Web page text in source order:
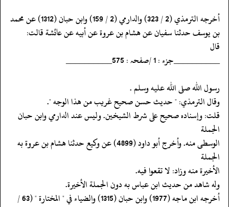
‏‏‏‏أخرجه الترمذي (2 / 323) والدارمي (2 / 159) وابن حبان (1312) عن محمد
‏‏‏‏بن يوسف حدثنا سفيان عن هشام بن عروة عن أبيه عن عائشة قالت:
‏‏‏‏قال
‏‏‏‏__________جزء : 1 /صفحہ : 575__________
‏‏‏‏رسول الله صلى الله عليه وسلم .
‏‏‏‏وقال الترمذي: " حديث حسن صحيح غريب من هذا الوجه ".
‏‏‏‏قلت: وإسناده صحيح على شرط الشيخين. وليس عند الدارمي وابن حبان
الجملة
‏‏‏‏الوسطى منه. وأخرج أبو داود (4899) عن وكيع حدثنا هشام بن عروة به
الجملة
‏‏‏‏الأخيرة منه وزاد: لا تقعوا فيه.
‏‏‏‏وله شاهد من حديث ابن عباس به دون الجملة الأخيرة.
‏‏‏‏أخرجه ابن ماجه (1977) وابن حبان (1315) والضياء في " المختارة " (63 /